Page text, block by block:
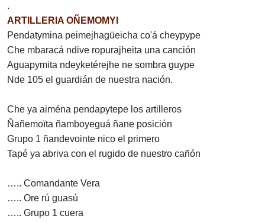
.
ARTILLERIA OÑEMOMYI
Pendatymina peimejhagüeicha co'á cheypype
Che mbaracá ndive ropurajheita una canción
Aguapymita ndeyketérejhe ne sombra guype
Nde 105 el guardián de nuestra nación.
Che ya aiména pendapytepe los artilleros
Ñañemoïta ñamboyeguá ñane posición
Grupo 1 ñandevointe nico el primero
Tapé ya abriva con el rugido de nuestro cañón
….. Comandante Vera
….. Ore rú guasú
….. Grupo 1 cuera